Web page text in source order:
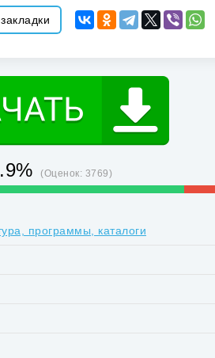
(Оценок: 3769)
программы, каталоги